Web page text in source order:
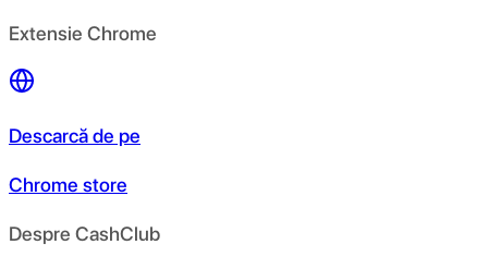
Extensie Chrome
Descarcă de pe
Chrome store
Despre CashClub